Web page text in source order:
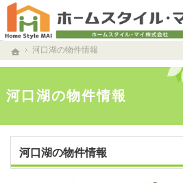
ホーム
河口湖の物件情報
河口湖の物件情報
南都留郡の注文住宅・新築戸建てを手がける工務店な
南都留郡で安心の一戸建て｜ホームスタイルマイ
河口湖の物件情報